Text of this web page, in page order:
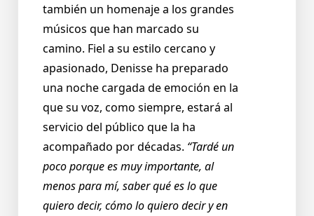
también un homenaje a los grandes
músicos que han marcado su
camino. Fiel a su estilo cercano y
apasionado, Denisse ha preparado
una noche cargada de emoción en la
que su voz, como siempre, estará al
servicio del público que la ha
acompañado por décadas. “Tardé un
poco porque es muy importante, al
menos para mí, saber qué es lo que
quiero decir, cómo lo quiero decir y en